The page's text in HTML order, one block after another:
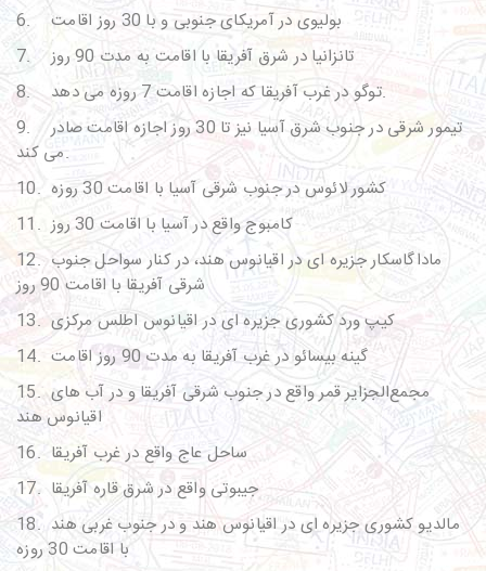
6.
بولیوی در آمریکای جنوبی و با 30 روز اقامت
7.
تانزانیا در شرق آفریقا با اقامت به مدت 90 روز
8.
توگو در غرب آفریقا که اجازه اقامت 7 روزه می دهد.
9.
تیمور شرقی در جنوب شرق آسیا نیز تا 30 روز اجازه اقامت صادر
می کند.
10.
11.
کامبوج واقع در آسیا با اقامت 30 روز
12. ماداگاسکار جزیره ای در اقیانوس هند، در کنار سواحل جنوب
شرقی آفریقا با اقامت 90 روز
13. کیپ ورد کشوری جزیره ای در اقیانوس اطلس مرکزی
14.
گینه بیسائو در غرب آفریقا به مدت 90 روز اقامت
15. مجمع‌الجزایر قمر واقع در جنوب شرقی آفریقا و در آب های
اقیانوس هند
16. ساحل عاج واقع در غرب آفریقا
17. جیبوتی واقع در شرق قاره آفریقا
18. مالدیو کشوری جزیره ای در اقیانوس هند و در جنوب غربی هند
با اقامت 30 روزه